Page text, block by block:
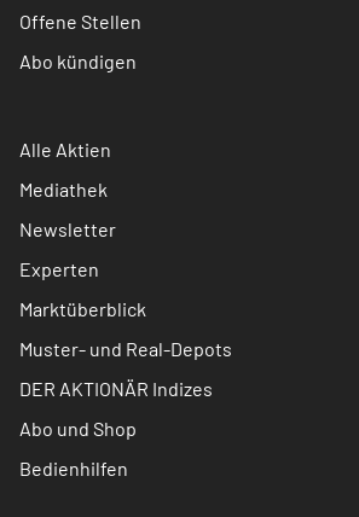
Offene Stellen
Abo kündigen
Alle Aktien
Mediathek
Newsletter
Experten
Marktüberblick
Muster- und Real-Depots
DER AKTIONÄR Indizes
Abo und Shop
Bedienhilfen